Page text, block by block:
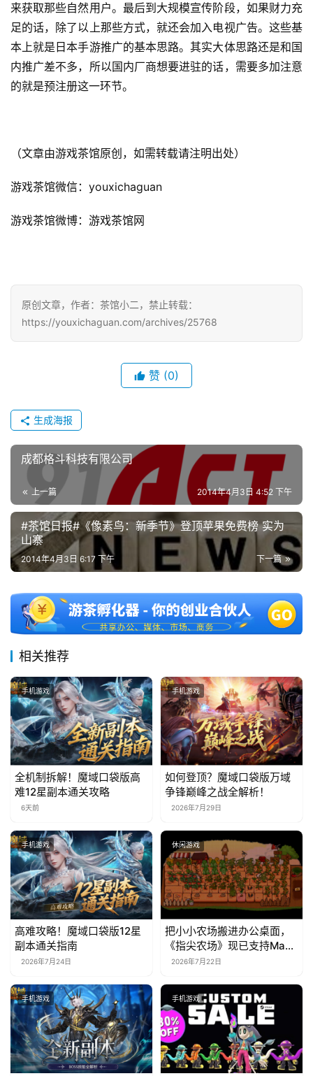
来获取那些自然用户。最后到大规模宣传阶段，如果财力充
足的话，除了以上那些方式，就还会加入电视广告。这些基
本上就是日本手游推广的基本思路。其实大体思路还是和国
内推广差不多，所以国内厂商想要进驻的话，需要多加注意
的就是预注册这一环节。
（文章由游戏茶馆原创，如需转载请注明出处）
游戏茶馆微信：youxichaguan
游戏茶馆微博：游戏茶馆网
原创文章，作者：茶馆小二，禁止转载：
https://youxichaguan.com/archives/25768
赞 (0)
生成海报
成都格斗科技有限公司
上一篇 2014年4月3日 4:52 下午
#茶馆日报#《像素鸟：新季节》登顶苹果免费榜 实为
山寨
下一篇
2014年4月3日 6:17 下午
相关推荐
手机游戏
全机制拆解！魔域口袋版高
难12星副本通关攻略
6天前
手机游戏
如何登顶？魔域口袋版万域
争锋巅峰之战全解析！
2026年7月29日
手机游戏
高难攻略！魔域口袋版12星
副本通关指南
2026年7月24日
休闲游戏
把小小农场搬进办公桌面，
《指尖农场》现已支持Mac
系统！
2026年7月22日
手机游戏 手机游戏